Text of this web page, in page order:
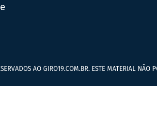
AO GIRO19.COM.BR. ESTE MATERIAL NÃO